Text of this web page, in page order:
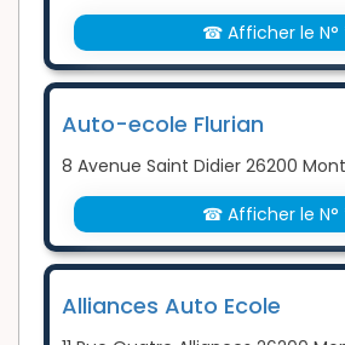
☎ Afficher le N°
Auto-ecole Flurian
8 Avenue Saint Didier 26200
☎ Afficher le N°
Alliances Auto Ecole